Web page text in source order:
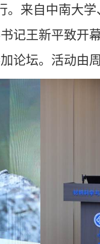
。来自中南大
记王新平致开
论坛。活动由周